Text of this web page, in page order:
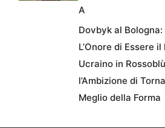
A
Dovbyk al Bologna:
L’Onore di Essere il
Ucraino in
l’Ambizione di
Meglio della Forma